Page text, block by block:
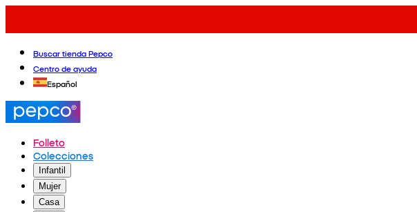
Buscar tienda Pepco
Centro de ayuda
Español
Folleto
Colecciones
Infantil
Mujer
Casa